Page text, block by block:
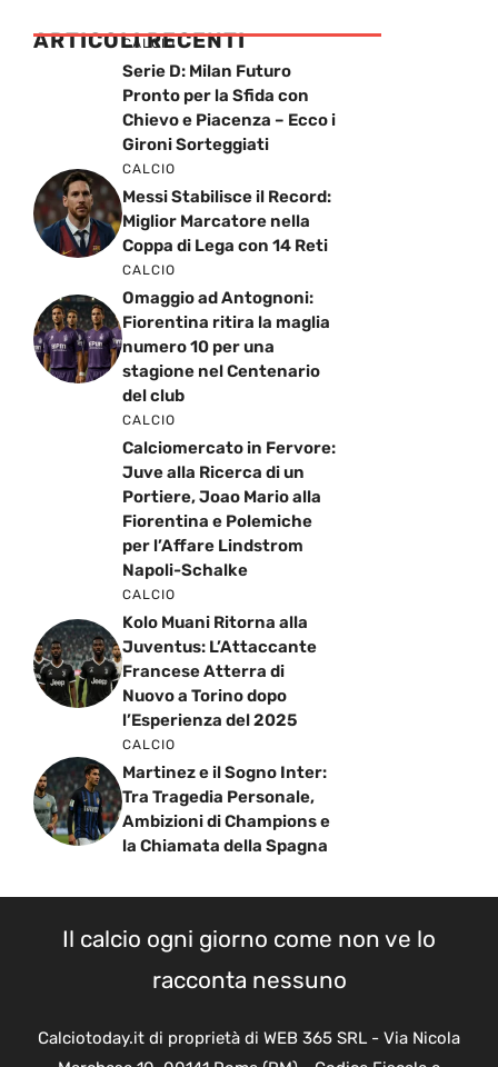
ARTICOLI RECENTI
CALCIO
Serie D: Milan Futuro
Pronto per la Sfida con
Chievo e Piacenza – Ecco i
Gironi Sorteggiati
CALCIO
Messi Stabilisce il Record:
Miglior Marcatore nella
Coppa di Lega con 14 Reti
CALCIO
Omaggio ad Antognoni:
Fiorentina ritira la maglia
numero 10 per una
stagione nel Centenario
del club
CALCIO
Calciomercato in Fervore:
Juve alla Ricerca di un
Portiere, Joao Mario alla
Fiorentina e Polemiche
per l’Affare Lindstrom
Napoli-Schalke
CALCIO
Kolo Muani Ritorna alla
Juventus: L’Attaccante
Francese Atterra di
Nuovo a Torino dopo
l’Esperienza del 2025
CALCIO
Martinez e il Sogno Inter:
Tra Tragedia Personale,
Ambizioni di Champions e
la Chiamata della Spagna
Il calcio ogni giorno come non ve lo
racconta nessuno
Calciotoday.it di proprietà di WEB 365 SRL - Via Nicola